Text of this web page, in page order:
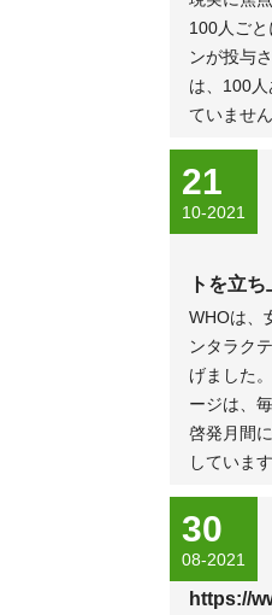
100人ご
ンが投与
は、100
ていません
21
10-2021
トを立
WHOは、
ンタラク
げました
ージは、
啓発月間
しています
30
08-2021
https://